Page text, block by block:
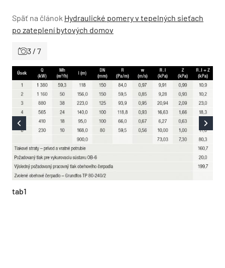
Späť na článok Hydraulické pomery v tepelných sieťach
po zateplení bytových domov
3 / 7
tab1